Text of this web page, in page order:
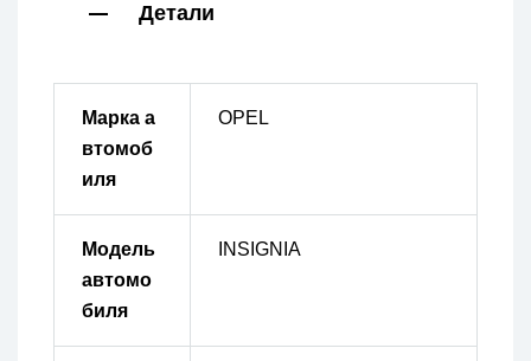
Детали
Марка а
втомоб
иля
OPEL
Модель
автомо
биля
INSIGNIA